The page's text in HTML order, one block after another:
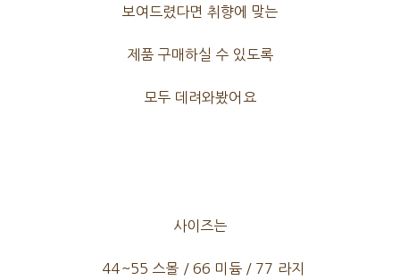
보여드렸다면 취향에 맞는
제품 구매하실 수 있도록
모두 데려와봤어요
사이즈는
44~55 스몰 / 66 미듐 / 77 라지